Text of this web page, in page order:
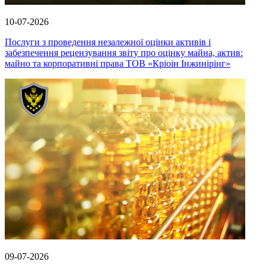
10-07-2026
Послуги з проведення незалежної оцінки активів і
забезпечення рецензування звіту про оцінку майна, актив:
майно та корпоративні права ТОВ «Кріоін Інжинірінг»
09-07-2026